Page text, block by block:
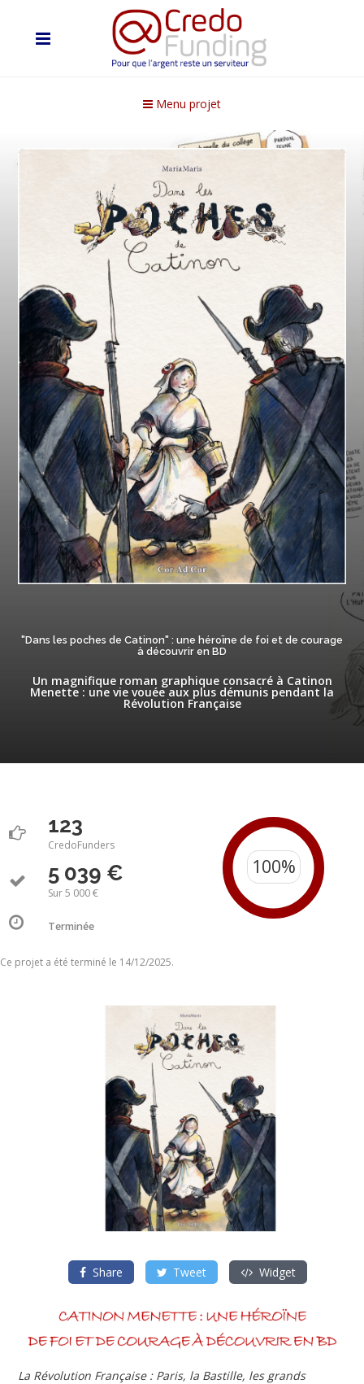
Menu projet
"Dans les poches de Catinon" : une héroïne de foi et de courage
à découvrir en BD
Un magnifique roman graphique consacré à Catinon
Menette : une vie vouée aux plus démunis pendant la
Révolution Française
123
CredoFunders
5 039 €
Sur 5 000 €
Terminée
Ce projet a été terminé le 14/12/2025.
Share Tweet Widget
La Révolution Française : Paris, la Bastille, les grands